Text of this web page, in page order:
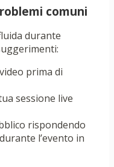
comuni
durante
prima di
sessione live
rispondendo
l’evento in